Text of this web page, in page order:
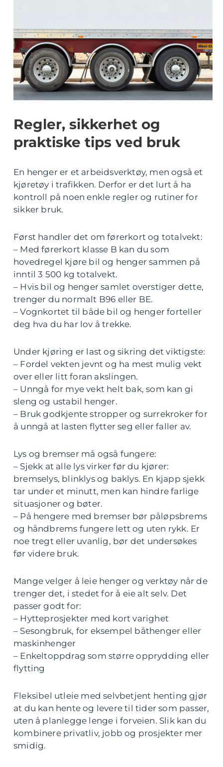
Regler, sikkerhet og
praktiske tips ved bruk
En henger er et arbeidsverktøy, men også et
kjøretøy i trafikken. Derfor er det lurt å ha
kontroll på noen enkle regler og rutiner for
sikker bruk.
Først handler det om førerkort og totalvekt:
– Med førerkort klasse B kan du som
hovedregel kjøre bil og henger sammen på
inntil 3 500 kg totalvekt.
– Hvis bil og henger samlet overstiger dette,
trenger du normalt B96 eller BE.
– Vognkortet til både bil og henger forteller
deg hva du har lov å trekke.
Under kjøring er last og sikring det viktigste:
– Fordel vekten jevnt og ha mest mulig vekt
over eller litt foran akslingen.
– Unngå for mye vekt helt bak, som kan gi
sleng og ustabil henger.
– Bruk godkjente stropper og surrekroker for
å unngå at lasten flytter seg eller faller av.
Lys og bremser må også fungere:
– Sjekk at alle lys virker før du kjører:
bremselys, blinklys og baklys. En kjapp sjekk
tar under et minutt, men kan hindre farlige
situasjoner og bøter.
– På hengere med bremser bør påløpsbrems
og håndbrems fungere lett og uten rykk. Er
noe tregt eller uvanlig, bør det undersøkes
før videre bruk.
Mange velger å leie henger og verktøy når de
trenger det, i stedet for å eie alt selv. Det
passer godt for:
– Hytteprosjekter med kort varighet
– Sesongbruk, for eksempel båthenger eller
maskinhenger
– Enkeltoppdrag som større opprydding eller
flytting
Fleksibel utleie med selvbetjent henting gjør
at du kan hente og levere til tider som passer,
uten å planlegge lenge i forveien. Slik kan du
kombinere privatliv, jobb og prosjekter mer
smidig.